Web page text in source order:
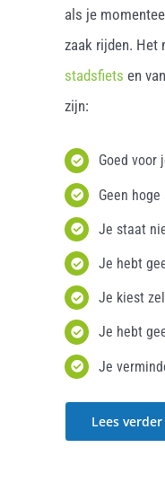
als je
zaak rijden. Het
stadsfiets en van
zijn:
Goed
Geen
Je staat
Je hebt
Je kiest
Je hebt
Je
Lees verder